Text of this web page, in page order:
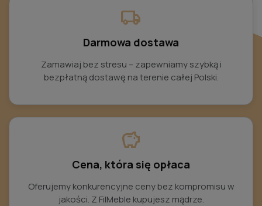
local_shipping
Darmowa dostawa
Zamawiaj bez stresu – zapewniamy szybką i
bezpłatną dostawę na terenie całej Polski.
savings
Cena, która się opłaca
Oferujemy konkurencyjne ceny bez kompromisu w
jakości. Z FilMeble kupujesz mądrze.